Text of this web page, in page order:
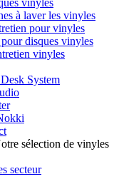
vinyles
à laver les vinyles
pour vinyles
disques vinyles
vinyles
System
sélection de vinyles
secteur